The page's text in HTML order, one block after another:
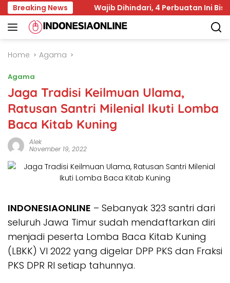
Skip
to
content
Breaking NewsWajib Dihindari, 4 Perbuatan Ini Bisa
Home Agama
Agama
Jaga Tradisi Keilmuan Ulama,
Ratusan Santri Milenial Ikuti Lomba
Baca Kitab Kuning
Alek
November 19, 2022
INDONESIAONLINE – Sebanyak 323 santri dari
seluruh Jawa Timur sudah mendaftarkan diri
menjadi peserta Lomba Baca Kitab Kuning
(LBKK) VI 2022 yang digelar DPP PKS dan Fraksi
PKS DPR RI setiap tahunnya.